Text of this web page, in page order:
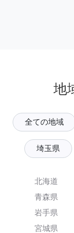
地
全ての地域
埼玉県
北海道
青森県
岩手県
宮城県